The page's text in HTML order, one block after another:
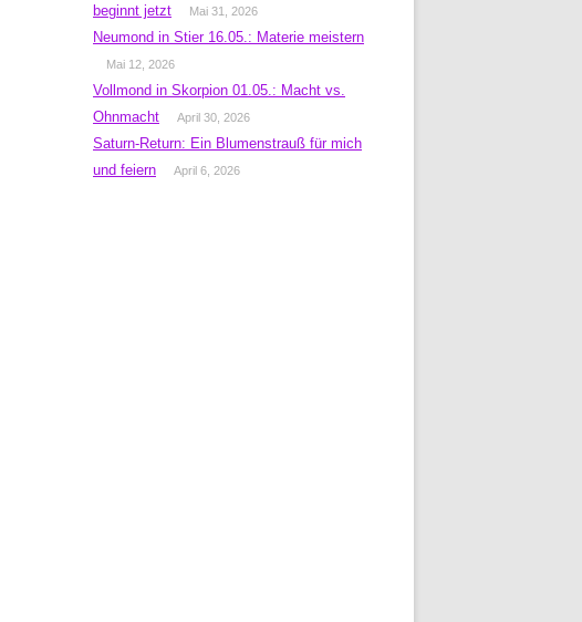
beginnt jetzt
Mai 31, 2026
Neumond in Stier 16.05.: Materie meistern
Mai 12, 2026
Vollmond in Skorpion 01.05.: Macht vs.
Ohnmacht
April 30, 2026
Saturn-Return: Ein Blumenstrauß für mich
und feiern
April 6, 2026